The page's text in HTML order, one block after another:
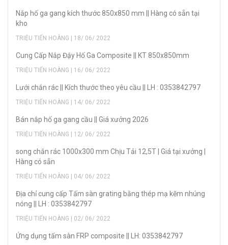
Nắp hố ga gang kích thước 850x850 mm || Hàng có sẵn tại
kho
TRIỆU TIẾN HOÀNG | 18/ 06/ 2022
Cung Cấp Nắp Đậy Hố Ga Composite || KT 850x850mm
TRIỆU TIẾN HOÀNG | 16/ 06/ 2022
Lưới chắn rác || Kích thước theo yêu cầu || LH : 0353842797
TRIỆU TIẾN HOÀNG | 14/ 06/ 2022
Bán nắp hố ga gang cầu || Giá xưởng 2026
TRIỆU TIẾN HOÀNG | 12/ 06/ 2022
song chắn rác 1000x300 mm Chịu Tải 12,5T | Giá tại xưởng |
Hàng có sẵn
TRIỆU TIẾN HOÀNG | 04/ 06/ 2022
Địa chỉ cung cấp Tấm sàn grating bằng thép mạ kẽm nhúng
nóng || LH : 0353842797
TRIỆU TIẾN HOÀNG | 02/ 06/ 2022
Ứng dụng tấm sàn FRP composite || LH: 0353842797